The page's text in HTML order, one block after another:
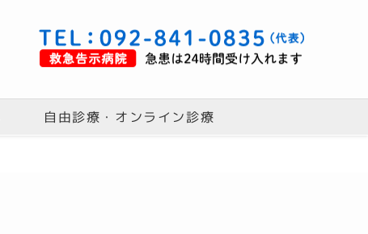
自由診療・オンライン診療